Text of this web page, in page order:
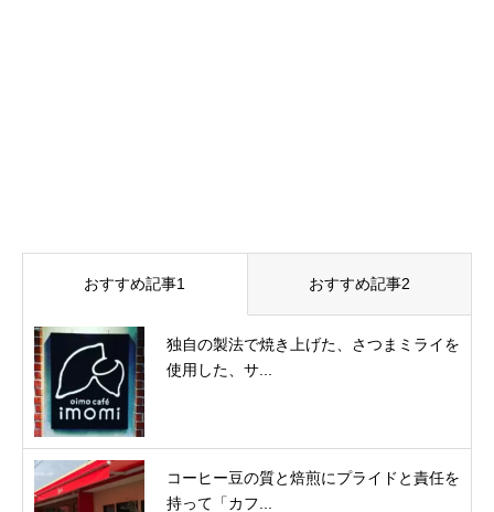
おすすめ記事1 おすすめ記事2
独自の製法で焼き上げた、さつまミライを
使用した、サ...
コーヒー豆の質と焙煎にプライドと責任を
持って「カフ...